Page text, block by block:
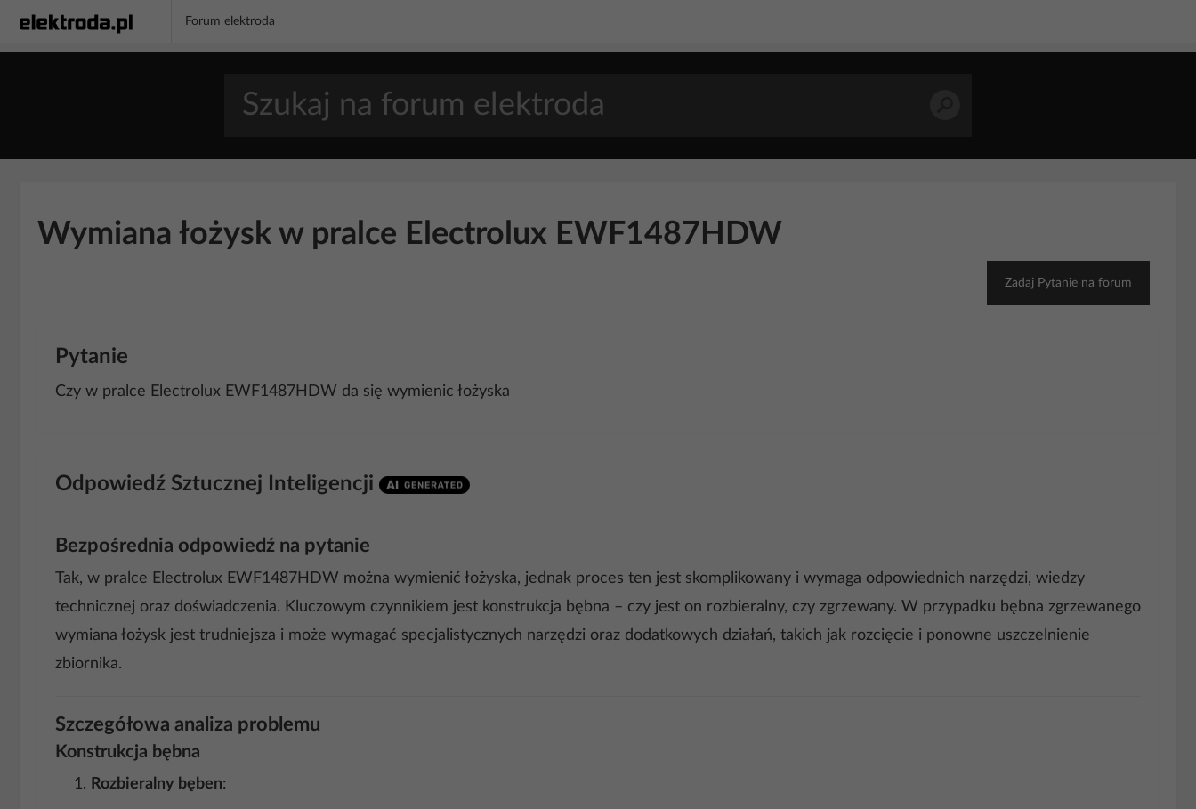
Forum elektroda
Wymiana łożysk w pralce Electrolux EWF1487HDW
Zadaj Pytanie na forum
Pytanie
Czy w pralce Electrolux EWF1487HDW da się wymienic łożyska
Odpowiedź Sztucznej Inteligencji
Bezpośrednia odpowiedź na pytanie
Tak, w pralce Electrolux EWF1487HDW można wymienić łożyska, jednak proces ten jest skomplikowany i wymaga odpowiednich narzędzi, wiedzy
technicznej oraz doświadczenia. Kluczowym czynnikiem jest konstrukcja bębna – czy jest on rozbieralny, czy zgrzewany. W przypadku bębna zgrzewanego
wymiana łożysk jest trudniejsza i może wymagać specjalistycznych narzędzi oraz dodatkowych działań, takich jak rozcięcie i ponowne uszczelnienie
zbiornika.
Szczegółowa analiza problemu
Konstrukcja bębna
Rozbieralny bęben: